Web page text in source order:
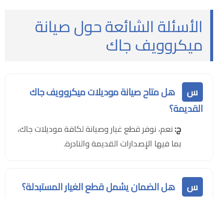
الأسئلة الشائعة حول صيانة
ميكروويف جاك
س
هل متاح صيانة موديلات ميكروويف جاك
القديمة؟
ج:نعم، نوفر قطع غيار وصيانة لكافة موديلات جاك،
بما فيها الإصدارات القديمة والنادرة.
س هل الضمان يشمل قطع الغيار المستبدلة؟